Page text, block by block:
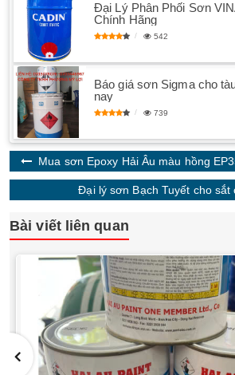
Đại Lý Phân Phối Sơn
Chính Hãng
542
Báo giá sơn Sigma cho
nay
739
Mua sơn Epoxy Hải Âu màu hồng
Đại lý sơn Bạch Tuyết cho sắt
Bài viết liên quan